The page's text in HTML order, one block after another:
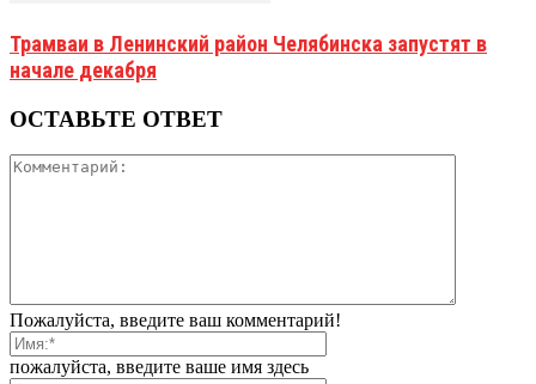
Трамваи в Ленинский район Челябинска запустят в
начале декабря
ОСТАВЬТЕ ОТВЕТ
Пожалуйста, введите ваш комментарий!
пожалуйста, введите ваше имя здесь